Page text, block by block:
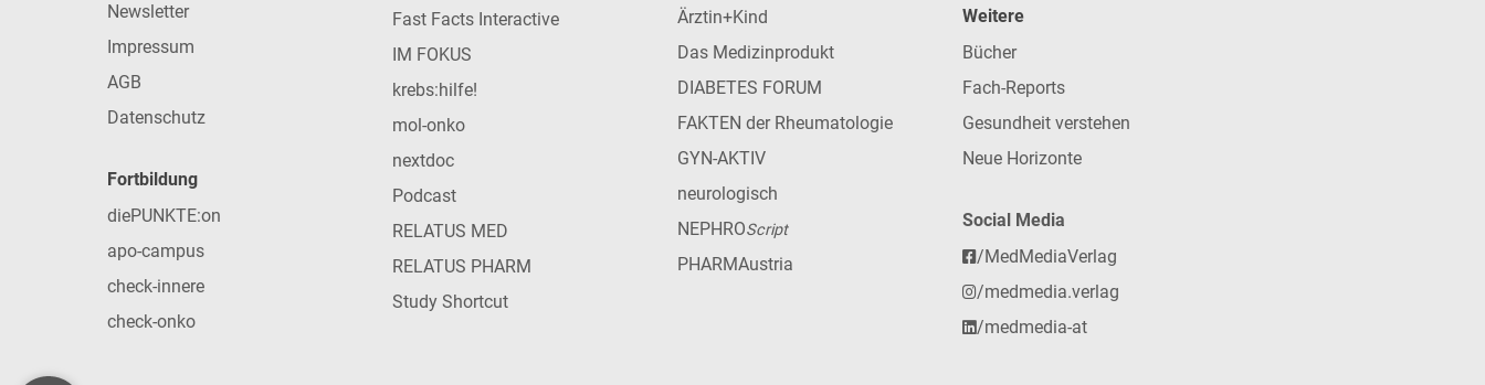
Newsletter
Impressum
AGB
Datenschutz
Fortbildung
diePUNKTE:on
apo-campus
check-innere
check-onko
Fast Facts Interactive
IM FOKUS
krebs:hilfe!
mol-onko
nextdoc
Podcast
RELATUS MED
RELATUS PHARM
Study Shortcut
Ärztin+Kind
Das Medizinprodukt
DIABETES FORUM
FAKTEN der Rheumatologie
GYN-AKTIV
neurologisch
NEPHROScript
PHARMAustria
Weitere
Bücher
Fach-Reports
Gesundheit verstehen
Neue Horizonte
Social Media
/MedMediaVerlag
/medmedia.verlag
/medmedia-at